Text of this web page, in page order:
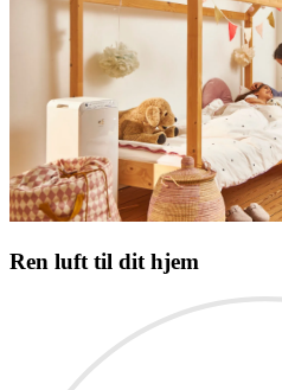
Ren luft til dit hjem